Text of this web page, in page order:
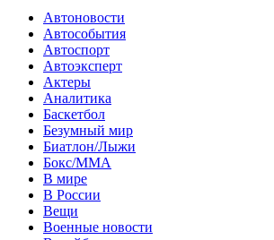
Автоновости
Автособытия
Автоспорт
Автоэксперт
Актеры
Аналитика
Баскетбол
Безумный мир
Биатлон/Лыжи
Бокс/MMA
В мире
В России
Вещи
Военные новости